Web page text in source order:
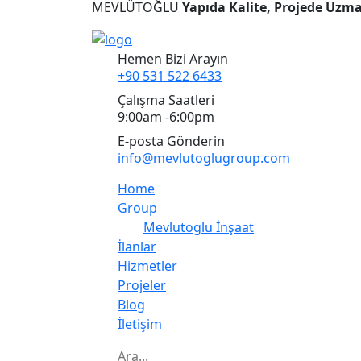
MEVLÜTOĞLU Yapıda Kalite, Projede
Hemen Bizi Arayın
+90 531 522 6433
Çalışma Saatleri
9:00am -6:00pm
E-posta Gönderin
info@mevlutoglugroup.com
Home
Group
Mevlutoglu İnşaat
İlanlar
Hizmetler
Projeler
Blog
İletişim